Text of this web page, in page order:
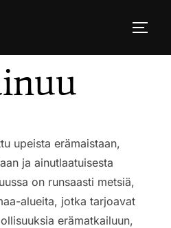
upeista erämaistaan,
ja ainutlaatuisesta
on runsaasti metsiä,
alueita, jotka tarjoavat
erämatkailuun,